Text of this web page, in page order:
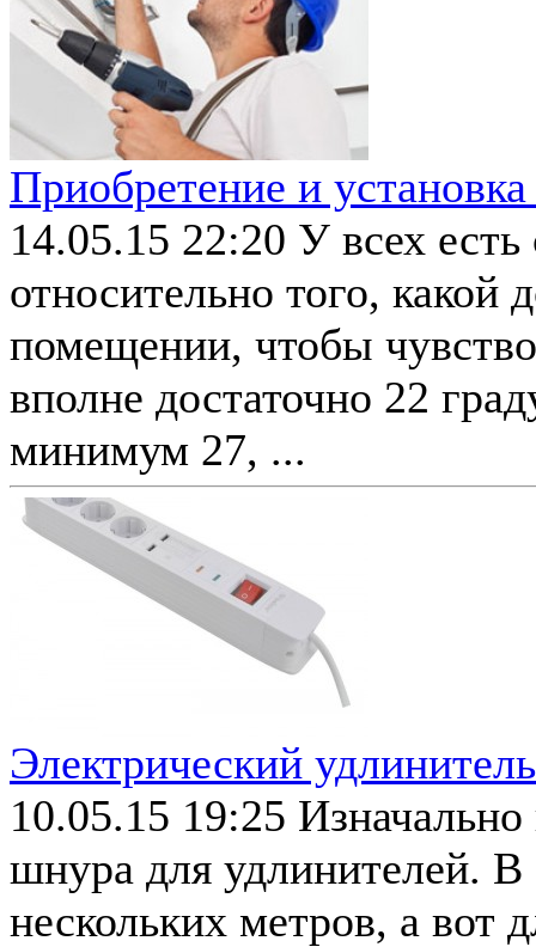
Приобретение и
14.05.15 22:20 У всех есть
относительно того, какой
помещении, чтобы
вполне достаточно 22
минимум 27, ...
Электрический
10.05.15 19:25
шнура для удлинителей.
нескольких метров, а